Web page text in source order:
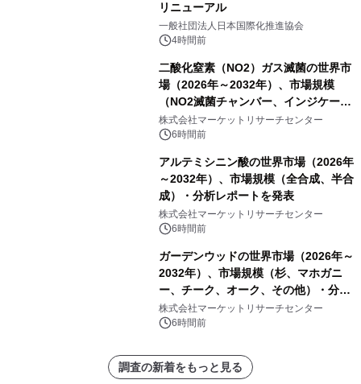
リニューアル
一般社団法人日本国際化推進協会
4時間前
二酸化窒素（NO2）ガス滅菌の世界市
場（2026年～2032年）、市場規模
（NO2滅菌チャンバー、インジケータ
ーおよびモニタリングシステム、その
他）・分析レポートを発表
株式会社マーケットリサーチセンター
6時間前
アルテミシニン酸の世界市場（2026年
～2032年）、市場規模（全合成、半合
成）・分析レポートを発表
株式会社マーケットリサーチセンター
6時間前
ガーデンウッドの世界市場（2026年～
2032年）、市場規模（杉、マホガニ
ー、チーク、オーク、その他）・分析
レポートを発表
株式会社マーケットリサーチセンター
6時間前
調査の新着をもっと見る